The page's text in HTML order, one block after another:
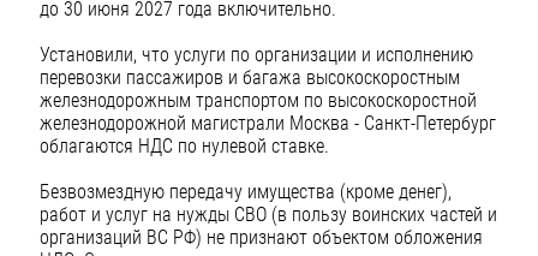
до 30 июня 2027 года включительно.
Установили, что услуги по организации и исполнению
перевозки пассажиров и багажа высокоскоростным
железнодорожным транспортом по высокоскоростной
железнодорожной магистрали Москва - Санкт-Петербург
облагаются НДС по нулевой ставке.
Безвозмездную передачу имущества (кроме денег),
работ и услуг на нужды СВО (в пользу воинских частей и
организаций ВС РФ) не признают объектом обложения